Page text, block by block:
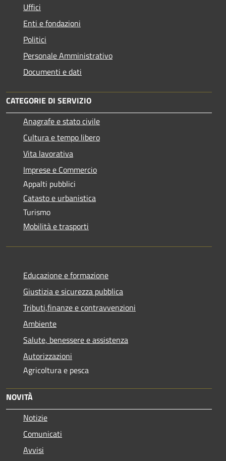
Uffici
Enti e fondazioni
Politici
Personale Amministrativo
Documenti e dati
CATEGORIE DI SERVIZIO
Anagrafe e stato civile
Cultura e tempo libero
Vita lavorativa
Imprese e Commercio
Appalti pubblici
Catasto e urbanistica
Turismo
Mobilità e trasporti
Educazione e formazione
Giustizia e sicurezza pubblica
Tributi,finanze e contravvenzioni
Ambiente
Salute, benessere e assistenza
Autorizzazioni
Agricoltura e pesca
NOVITÀ
Notizie
Comunicati
Avvisi